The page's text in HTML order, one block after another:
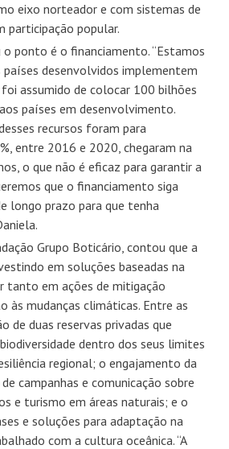
eixo norteador e com sistemas de
popular.
ponto é o financiamento. “Estamos
desenvolvidos implementem
assumido de colocar 100 bilhões
países em desenvolvimento.
recursos foram para
entre 2016 e 2020, chegaram na
o que não é eficaz para garantir a
que o financiamento siga
longo prazo para que tenha
Grupo Boticário, contou que a
em soluções baseadas na
tanto em ações de mitigação
às mudanças climáticas. Entre as
de duas reservas privadas que
dentro dos seus limites
regional; o engajamento da
campanhas e comunicação sobre
e turismo em áreas naturais; e o
e soluções para adaptação na
com a cultura oceânica. “A